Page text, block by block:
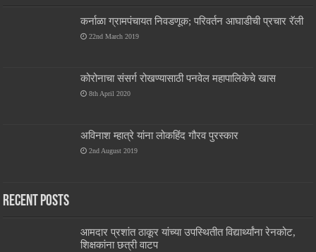
कर्नाळा ग्रामपंचायत निवडणूक; परिवर्तन आघाडीची प्रचार रॅली
22nd March 2019
कोरोनाचा संसर्ग रोखण्यासाठी पनवेल महापालिकेचे खास
8th April 2020
अविनाश म्हात्रे यांना लोकहिंद गौरव पुरस्कार
2nd August 2019
Recent Posts
आमदार प्रशांत ठाकूर यांच्या उपस्थितीत विद्यार्थ्यांना रेनकोट,
शिक्षकांना छत्री वाटप